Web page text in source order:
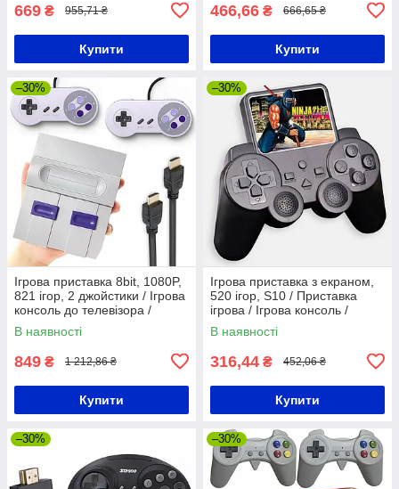
669 ₴ 955,71 ₴
Купити
466,66 ₴ 666,65 ₴
Купити
–30%
Ігрова приставка 8bit, 1080P,
821 ігор, 2 джойстики / Ігрова
консоль до телевізора /
Приставка з ретро іграми
В наявності
849 ₴ 1 212,86 ₴
Купити
–30%
Ігрова приставка з екраном,
520 ігор, S10 / Приставка
ігрова / Ігрова консоль /
Портативна консоль
В наявності
316,44 ₴ 452,06 ₴
Купити
–30% –30%